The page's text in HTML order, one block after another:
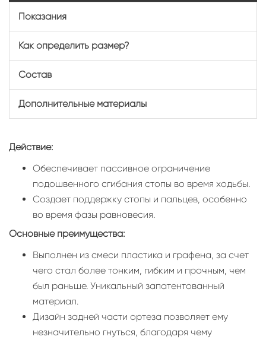
Показания
Как определить размер?
Состав
Дополнительные материалы
Действие:
Обеспечивает пассивное ограничение
подошвенного сгибания стопы во время ходьбы.
Создает поддержку стопы и пальцев, особенно
во время фазы равновесия.
Основные преимущества:
Выполнен из смеси пластика и графена, за счет
чего стал более тонким, гибким и прочным, чем
был раньше. Уникальный запатентованный
материал.
Дизайн задней части ортеза позволяет ему
незначительно гнуться, благодаря чему